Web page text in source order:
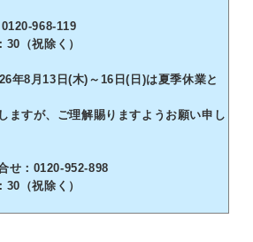
968-119
30（祝除く）
年8月13日(木)～16日(日)は夏季休業と
ますが、ご理解賜りますようお願い申し
：0120-952-898
30（祝除く）